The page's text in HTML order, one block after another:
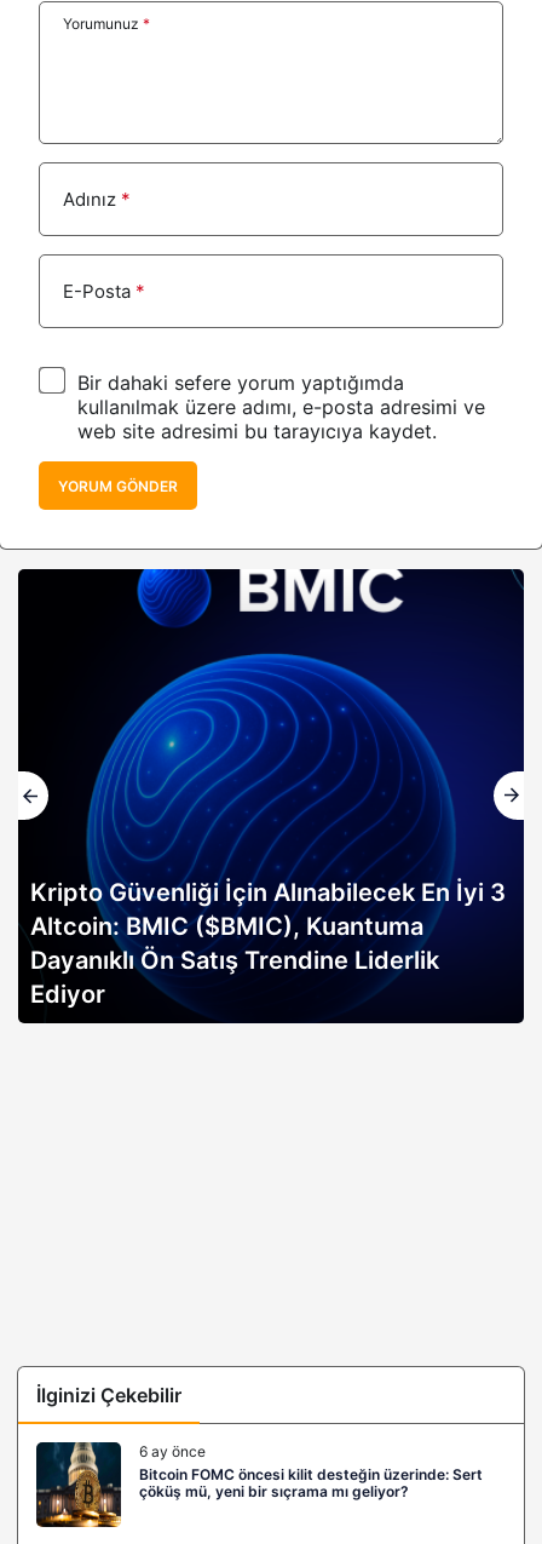
Yorumunuz *
Adınız *
E-Posta *
Bir dahaki sefere yorum yaptığımda
kullanılmak üzere adımı, e-posta adresimi ve
web site adresimi bu tarayıcıya kaydet.
YORUM GÖNDER
Kripto Güvenliği İçin Alınabilecek En İyi 3
Altcoin: BMIC ($BMIC), Kuantuma
Dayanıklı Ön Satış Trendine Liderlik
Ediyor
İlginizi Çekebilir
6 ay önce
Bitcoin FOMC öncesi kilit desteğin üzerinde: Sert
çöküş mü, yeni bir sıçrama mı geliyor?